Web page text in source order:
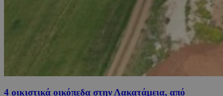
4 οικιστικά οικόπεδα στην Λακατάμεια, από